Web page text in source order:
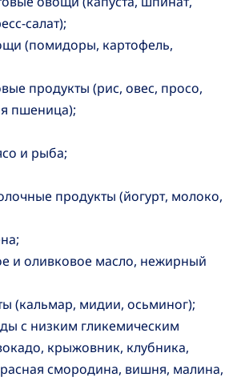
салат);
(помидоры, картофель,
продукты (рис, овес, просо,
пшеница);
и рыба;
продукты (йогурт, молоко,
и оливковое масло, нежирный
(кальмар, мидии, осьминог);
с низким гликемическим
крыжовник, клубника,
смородина, вишня, малина,